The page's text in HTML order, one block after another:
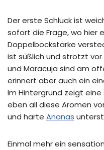
Der erste Schluck ist
sofort die Frage, wo hier
Doppelbockstärke
ist süßlich und strotzt
und Maracuja sind am
erinnert aber auch ein
Im Hintergrund zeigt
eben all diese Aromen
und harte Ananas
Einmal mehr ein